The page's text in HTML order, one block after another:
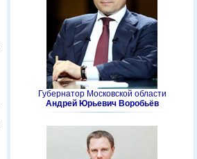
Губернатор Московской области
Андрей Юрьевич Воробьёв